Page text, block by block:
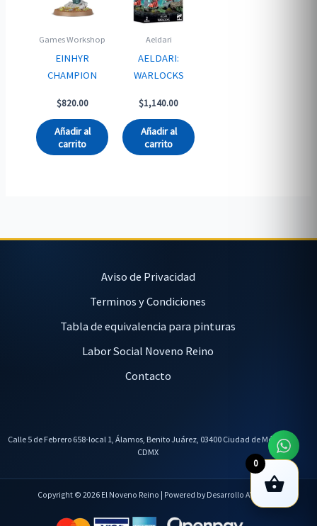
Games Workshop
EINHYR
CHAMPION
$820.00
Añadir al
carrito
Aeldari
AELDARI:
WARLOCKS
$1,140.00
Añadir al
carrito
Aviso de Privacidad
Terminos y Condiciones
Tabla de equivalencia para pinturas
Labor Social Noveno Reino
Contacto
Calle 5 de Febrero 658-local 1, Álamos, Benito Juárez, 03400 Ciudad de México,
CDMX
Copyright © 2026 El Noveno Reino | Powered by Desarrollo AVL
0